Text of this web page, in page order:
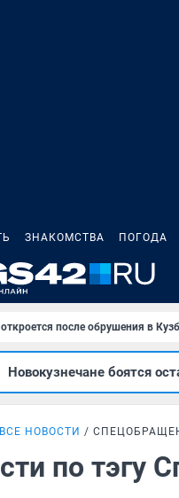
ЗНАКОМСТВА ПОГОДА
после обрушения в
Новокузнечане боятся
ВСЕ НОВОСТИ
по тэгу